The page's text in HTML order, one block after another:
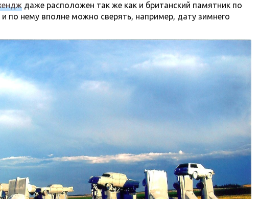
даже расположен так же как и британский памятник по
по нему вполне можно сверять, например, дату зимнего